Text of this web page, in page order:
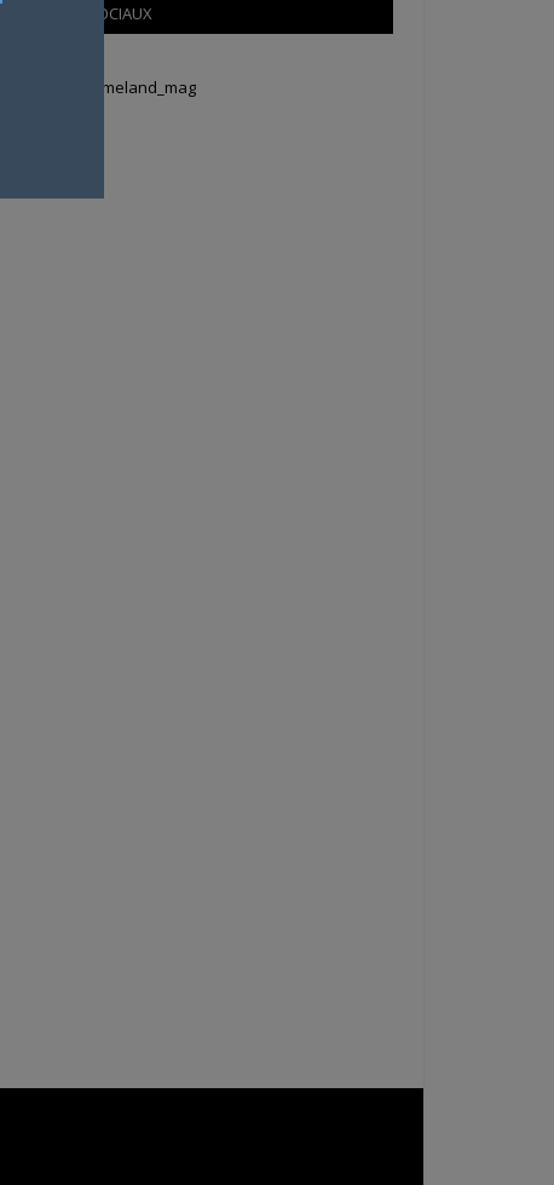
RÉSEAUX SOCIAUX
Tweets by Animeland_mag